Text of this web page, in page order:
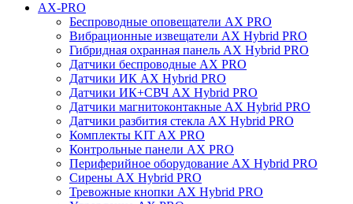
AX-PRO
Беспроводные оповещатели AX PRO
Вибрационные извещатели AX Hybrid PRO
Гибридная охранная панель AX Hybrid PRO
Датчики беспроводные AX PRO
Датчики ИК AX Hybrid PRO
Датчики ИК+СВЧ AX Hybrid PRO
Датчики магнитоконтакные AX Hybrid PRO
Датчики разбития стекла AX Hybrid PRO
Комплекты KIT AX PRO
Контрольные панели AX PRO
Периферийное оборудование AX Hybrid PRO
Сирены AX Hybrid PRO
Тревожные кнопки AX Hybrid PRO